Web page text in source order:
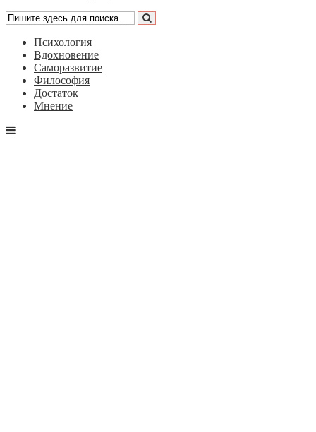
Психология
Вдохновение
Саморазвитие
Философия
Достаток
Мнение